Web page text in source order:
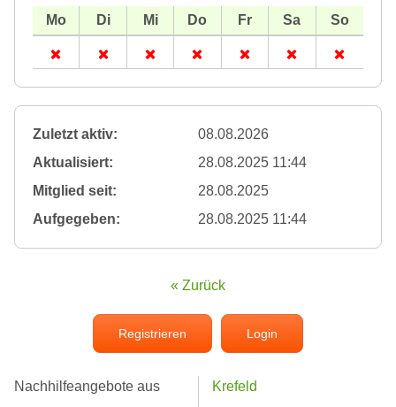
Zuletzt aktiv:
08.08.2026
Aktualisiert:
28.08.2025 11:44
Mitglied seit:
28.08.2025
Aufgegeben:
28.08.2025 11:44
« Zurück
Registrieren Login
Nachhilfeangebote aus
Krefeld